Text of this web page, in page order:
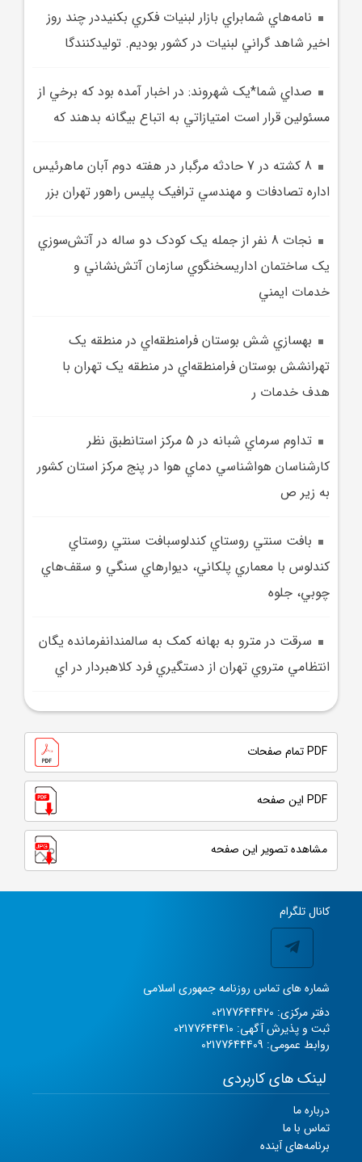
نامه‌هاي شمابراي بازار لبنيات فکري بکنيددر چند روز
اخير شاهد گراني لبنيات در کشور بوديم. توليدکنندگا
صداي شما*يک شهروند: در اخبار آمده بود که برخي از
مسئولين قرار است امتيازاتي به اتباع بيگانه بدهند که
8 کشته در 7 حادثه مرگبار در هفته دوم آبان ماهرئيس
اداره تصادفات و مهندسي ترافيک پليس راهور تهران بزر
نجات 8 نفر از جمله يک کودک دو ساله در آتش‌سوزي
يک ساختمان اداريسخنگوي سازمان آتش‌نشاني و
خدمات ايمني
بهسازي شش بوستان فرامنطقه‌اي در منطقه يک
تهرانشش بوستان فرامنطقه‌اي در منطقه يک تهران با
هدف خدمات ر
تداوم سرماي شبانه در 5 مرکز استانطبق نظر
کارشناسان هواشناسي دماي هوا در پنج مرکز استان کشور
به زير ص
بافت سنتي روستاي کندلوسبافت سنتي روستاي
کندلوس با معماري پلکاني، ديوارهاي سنگي و سقف‌هاي
چوبي، جلوه‌
سرقت در مترو به بهانه کمک به سالمندانفرمانده يگان
انتظامي متروي تهران از دستگيري فرد کلاهبردار در اي
PDF تمام صفحات
PDF این صفحه
مشاهده تصویر این صفحه
کانال تلگرام
شماره های تماس روزنامه جمهوری اسلامی
دفتر مرکزی: 02177644420
ثبت و پذیرش آگهی: 02177644410
روابط عمومی: 02177644409
لینک های کاربردی
درباره ما
تماس با ما
برنامه‌های آینده